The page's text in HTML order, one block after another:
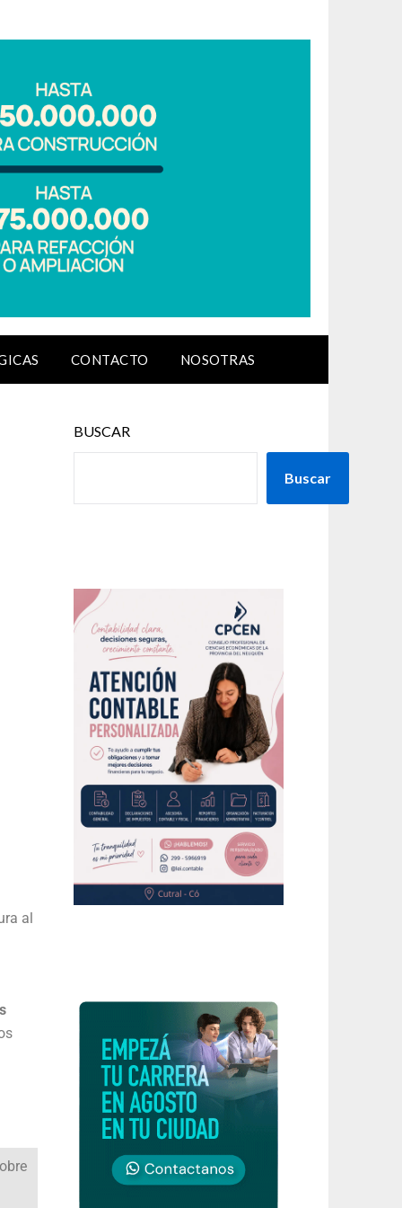
CONTACTO NOSOTRAS
al
BUSCAR
Buscar